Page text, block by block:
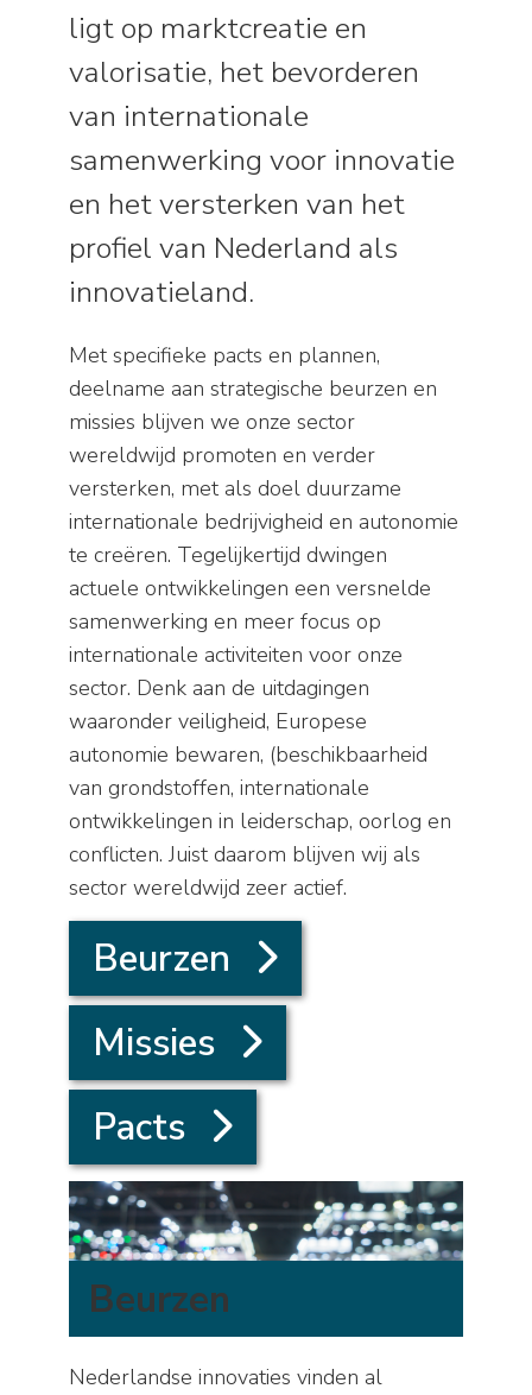
ligt op marktcreatie en
valorisatie, het bevorderen
van internationale
samenwerking voor innovatie
en het versterken van het
profiel van Nederland als
innovatieland.
Met specifieke pacts en plannen,
deelname aan strategische beurzen en
missies blijven we onze sector
wereldwijd promoten en verder
versterken, met als doel duurzame
internationale bedrijvigheid en autonomie
te creëren. Tegelijkertijd dwingen
actuele ontwikkelingen een versnelde
samenwerking en meer focus op
internationale activiteiten voor onze
sector. Denk aan de uitdagingen
waaronder veiligheid, Europese
autonomie bewaren, (beschikbaarheid
van grondstoffen, internationale
ontwikkelingen in leiderschap, oorlog en
conflicten. Juist daarom blijven wij als
sector wereldwijd zeer actief.
Beurzen
Missies
Pacts
Beurzen
Nederlandse innovaties vinden al